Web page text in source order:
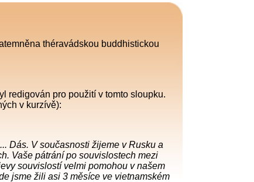
théravádskou buddhistickou
redigován pro použití v tomto sloupku.
v kurzívě):
Dás. V současnosti žijeme v Rusku a
Vaše pátrání po souvislostech mezi
souvislostí velmi pomohou v našem
jsme žili asi 3 měsíce ve vietnamském